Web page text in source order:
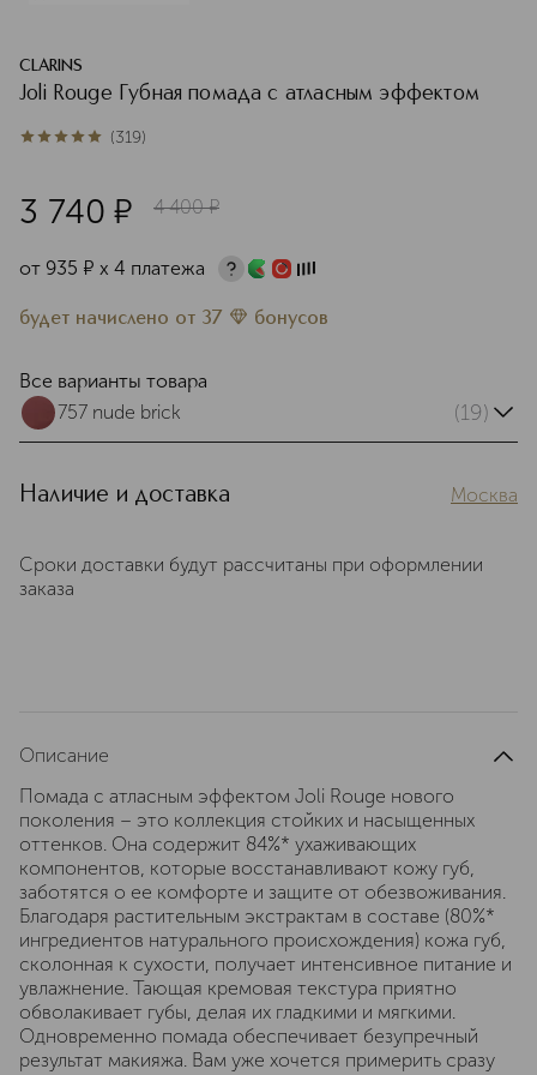
CLARINS
Joli Rouge Губная помада с атласным эффектом
4.9из 5319 (319)
3 740 ¤ 4 400 ¤
от 935 ¤ х 4 платежа
будет начислено от 37 бонусов
Все варианты товара
757 nude brick
(19)
Наличие и доставка Москва
Сроки доставки будут рассчитаны при оформлении
заказа
Описание
Помада с атласным эффектом Joli Rouge нового
поколения – это коллекция стойких и насыщенных
оттенков. Она содержит 84%* ухаживающих
компонентов, которые восстанавливают кожу губ,
заботятся о ее комфорте и защите от обезвоживания.
Благодаря растительным экстрактам в составе (80%*
ингредиентов натурального происхождения) кожа губ,
сколонная к сухости, получает интенсивное питание и
увлажнение. Тающая кремовая текстура приятно
обволакивает губы, делая их гладкими и мягкими.
Одновременно помада обеспечивает безупречный
результат макияжа. Вам уже хочется примерить сразу